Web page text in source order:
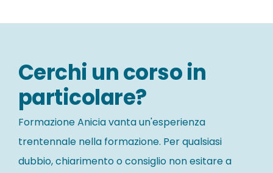
Cerchi un corso in
particolare?
Formazione Anicia vanta un'esperienza
trentennale nella formazione. Per qualsiasi
dubbio, chiarimento o consiglio non esitare a